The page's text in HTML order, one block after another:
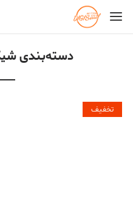
دسته‌بندی
تخفیف